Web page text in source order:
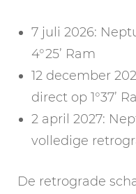
7 juli 2026:
4°25’ Ram
12 december
direct op 1°37’
2 april 2027:
volledige
De retrograde